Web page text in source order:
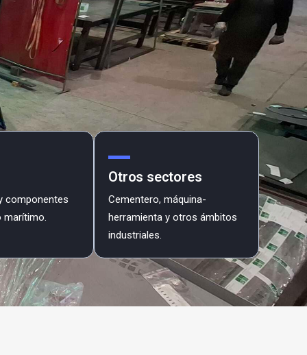
componentes
marítimo.
Otros sectores
Cementero, máquina-
herramienta y otros ámbitos
industriales.